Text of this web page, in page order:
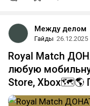
Между делом
Гайды 26.12.2025
Royal Match
любую
Store, Xbox🗺️🌎